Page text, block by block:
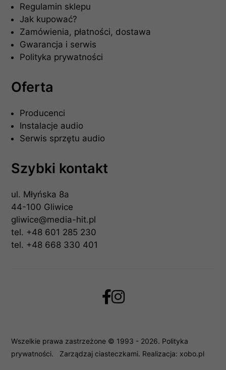
Regulamin sklepu
Jak kupować?
Zamówienia, płatności, dostawa
Gwarancja i serwis
Polityka prywatności
Oferta
Producenci
Instalacje audio
Serwis sprzętu audio
Szybki kontakt
ul. Młyńska 8a
44-100 Gliwice
gliwice@media-hit.pl
tel. +48 601 285 230
tel. +48 668 330 401
Wszelkie prawa zastrzeżone © 1993 - 2026. Polityka
prywatności. Zarządzaj ciasteczkami. Realizacja: xobo.pl